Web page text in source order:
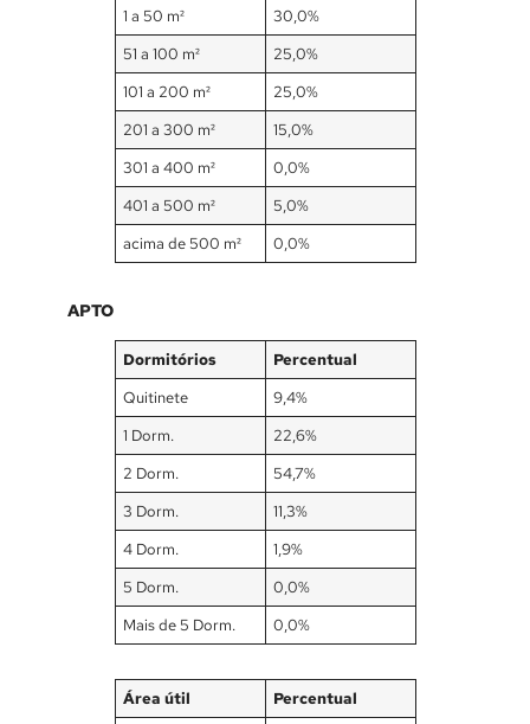
1 a 50 m²
30,0%
51 a 100 m²
25,0%
101 a 200 m²
25,0%
201 a 300 m²
15,0%
301 a 400 m²
0,0%
401 a 500 m²
5,0%
acima de 500 m²
0,0%
APTO
Dormitórios
Percentual
Quitinete
9,4%
1 Dorm.
22,6%
2 Dorm.
54,7%
3 Dorm.
11,3%
4 Dorm.
1,9%
5 Dorm.
0,0%
Mais de 5 Dorm.
0,0%
Área útil
Percentual